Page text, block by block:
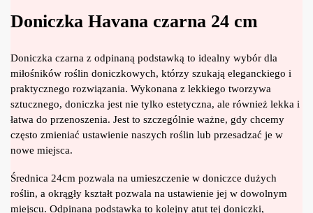
Doniczka Havana czarna 24 cm
Doniczka czarna z odpinaną podstawką to idealny wybór dla
miłośników roślin doniczkowych, którzy szukają eleganckiego i
praktycznego rozwiązania. Wykonana z lekkiego tworzywa
sztucznego, doniczka jest nie tylko estetyczna, ale również lekka i
łatwa do przenoszenia. Jest to szczególnie ważne, gdy chcemy
często zmieniać ustawienie naszych roślin lub przesadzać je w
nowe miejsca.
Średnica 24cm pozwala na umieszczenie w doniczce dużych
roślin, a okrągły kształt pozwala na ustawienie jej w dowolnym
miejscu. Odpinana podstawka to kolejny atut tej doniczki,